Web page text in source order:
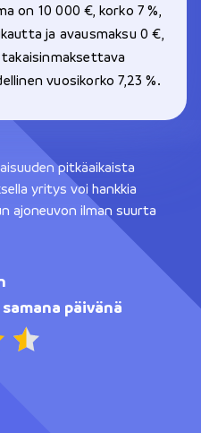
on 10 000 €, korko 7 %,
ja avausmaksu 0 €,
takaisinmaksettava
vuosikorko 7,23 %.
pitkäaikaista
yritys voi hankkia
ajoneuvon ilman suurta
päivänä